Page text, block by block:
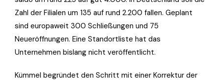
Zahl der Filialen um 135 auf rund 2.200 fallen. Geplant
sind europaweit 300 Schließungen und 75
Neueröffnungen. Eine Standortliste hat das
Unternehmen bislang nicht veröffentlicht.
Kümmel begründet den Schritt mit einer Korrektur der